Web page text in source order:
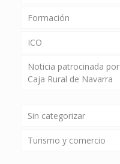
Formación
ICO
Noticia patrocinada por
Caja Rural de Navarra
Sin categorizar
Turismo y comercio